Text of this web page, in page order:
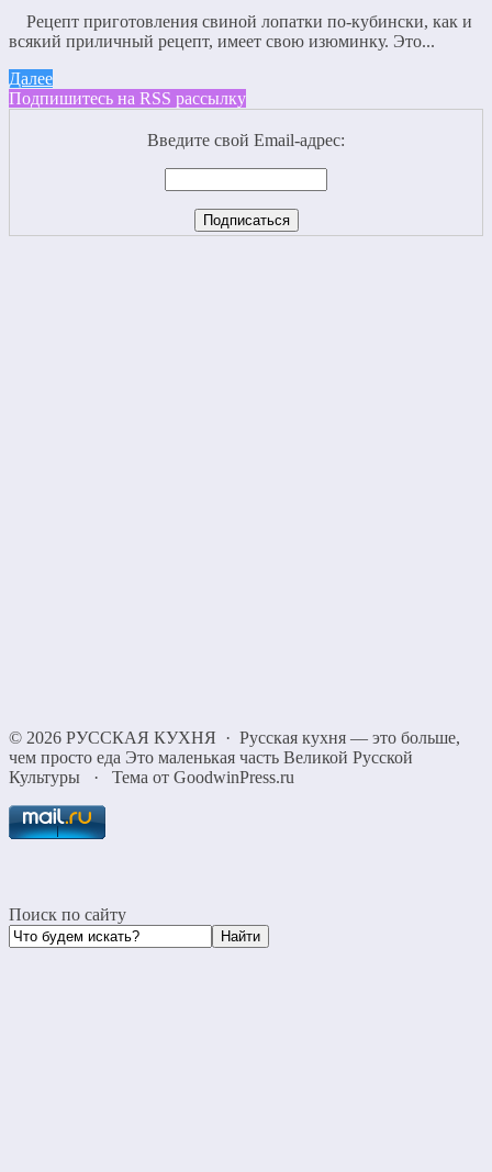
Рецепт приготовления свиной лопатки по-кубински, как и
всякий приличный рецепт, имеет свою изюминку. Это...
Далее
Подпишитесь на RSS рассылку
Введите свой Email-адрес:
© 2026 РУССКАЯ КУХНЯ · Русская кухня — это больше,
чем просто еда Это маленькая часть Великой Русской
Культуры
· Тема от GoodwinPress.ru
Поиск по сайту